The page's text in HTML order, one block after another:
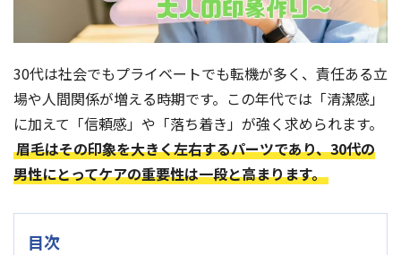
お電話：
大阪堺筋本町店：06-6271-1150
京都四条烏丸店：075-746-6013
受付時間 12：00～21：00（不定休）
30代は社会でもプライベートでも転機が多く、責任ある立
場や人間関係が増える時期です。この年代では「清潔感」
に加えて「信頼感」や「落ち着き」が強く求められます。
眉毛はその印象を大きく左右するパーツであり、30代の
男性にとってケアの重要性は一段と高まります。
目次